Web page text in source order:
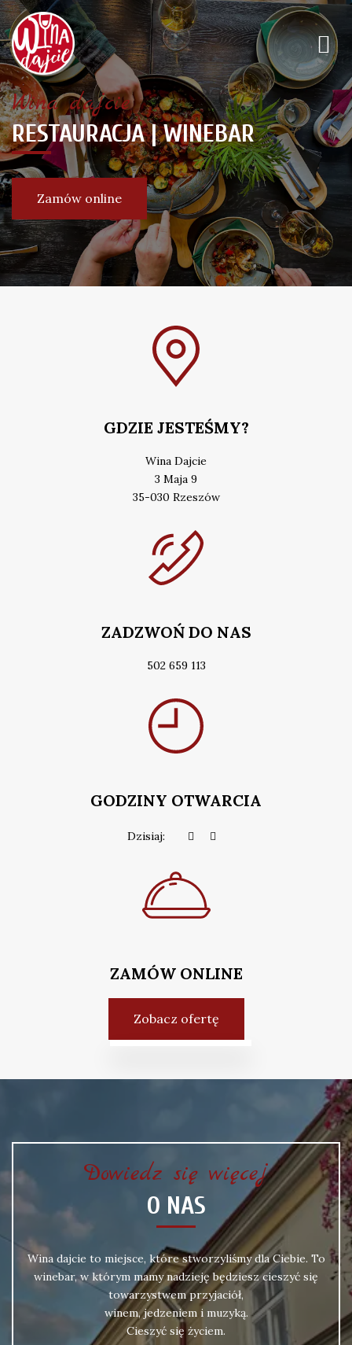
Wina dajcie
RESTAURACJA | WINEBAR
Zamów online
GDZIE JESTEŚMY?
Wina Dajcie
3 Maja 9
35-030 Rzeszów
ZADZWOŃ DO NAS
502 659 113
GODZINY OTWARCIA
Dzisiaj:
ZAMÓW ONLINE
Zobacz ofertę
Dowiedz się więcej
O NAS
Wina dajcie to miejsce, które stworzyliśmy dla Ciebie. To
winebar, w którym mamy nadzieję będziesz cieszyć się
towarzystwem przyjaciół,
winem, jedzeniem i muzyką.
Cieszyć się życiem.